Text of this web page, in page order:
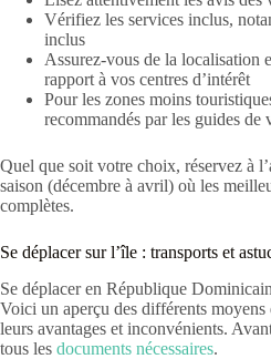
Vérifiez les services inclus,
inclus
Assurez-vous de la localisation
rapport à vos centres d’intérêt
Pour les zones moins
recommandés par les guides de
Quel que soit votre choix, réservez à
saison (décembre à avril) où les
complètes.
Se déplacer sur l’île : transports et
Se déplacer en République
Voici un aperçu des différents
leurs avantages et inconvénients.
tous les documents nécessaires.